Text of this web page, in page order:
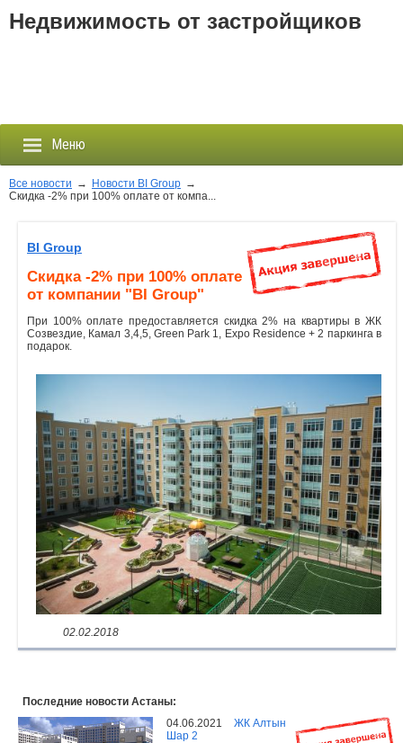
Недвижимость от застройщиков
Меню
Новостройки
События
Объявления
Кабинет
Все новости → Новости BI Group →
Скидка -2% при 100% оплате от компа...
BI Group
Скидка -2% при 100% оплате
от компании "BI Group"
При 100% оплате предоставляется скидка 2% на квартиры в ЖК
Созвездие, Камал 3,4,5, Green Park 1, Expo Residence + 2 паркинга в
подарок.
02.02.2018
Последние новости Астаны:
04.06.2021
ЖК Алтын
Шар 2